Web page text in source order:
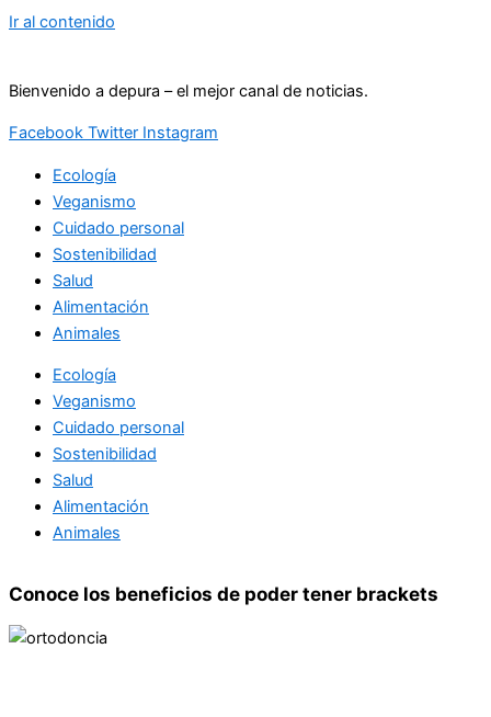
Ir al contenido
Bienvenido a depura – el mejor canal de noticias.
Facebook Twitter Instagram
Ecología
Veganismo
Cuidado personal
Sostenibilidad
Salud
Alimentación
Animales
Ecología
Veganismo
Cuidado personal
Sostenibilidad
Salud
Alimentación
Animales
Conoce los beneficios de poder tener brackets